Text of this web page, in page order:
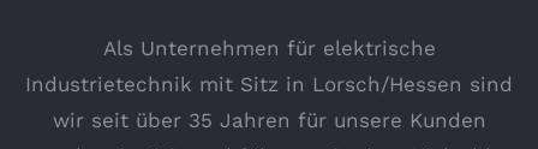
Als Unternehmen für elektrische
Industrietechnik mit Sitz in Lorsch/Hessen sind
wir seit über 35 Jahren für unsere Kunden